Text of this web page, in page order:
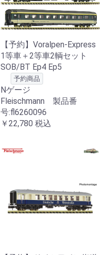
【予約】Voralpen-Express
1等車＋2等車2輌セット
SOB/BT Ep4 Ep5
予約商品
Nゲージ
Fleischmann 製品番
号:fl6260096
￥22,780 税込